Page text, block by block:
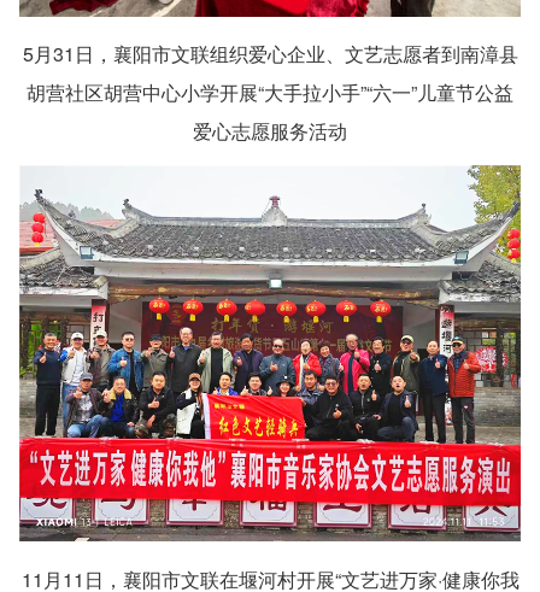
5月31日，襄阳市文联组织爱心企业、文艺志愿者到南漳县
胡营社区胡营中心小学开展“大手拉小手”“六一”儿童节公益
爱心志愿服务活动
11月11日，襄阳市文联在堰河村开展“文艺进万家·健康你我